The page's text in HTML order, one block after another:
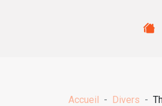
Accueil Divers